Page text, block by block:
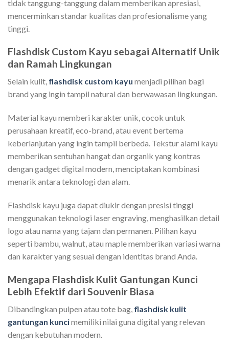
tidak tanggung-tanggung dalam memberikan apresiasi,
mencerminkan standar kualitas dan profesionalisme yang
tinggi.
Flashdisk Custom Kayu sebagai Alternatif Unik
dan Ramah Lingkungan
Selain kulit, flashdisk custom kayu menjadi pilihan bagi
brand yang ingin tampil natural dan berwawasan lingkungan.
Material kayu memberi karakter unik, cocok untuk
perusahaan kreatif, eco-brand, atau event bertema
keberlanjutan yang ingin tampil berbeda. Tekstur alami kayu
memberikan sentuhan hangat dan organik yang kontras
dengan gadget digital modern, menciptakan kombinasi
menarik antara teknologi dan alam.
Flashdisk kayu juga dapat diukir dengan presisi tinggi
menggunakan teknologi laser engraving, menghasilkan detail
logo atau nama yang tajam dan permanen. Pilihan kayu
seperti bambu, walnut, atau maple memberikan variasi warna
dan karakter yang sesuai dengan identitas brand Anda.
Mengapa Flashdisk Kulit Gantungan Kunci
Lebih Efektif dari Souvenir Biasa
Dibandingkan pulpen atau tote bag, flashdisk kulit
gantungan kuncimemiliki nilai guna digital yang relevan
dengan kebutuhan modern.